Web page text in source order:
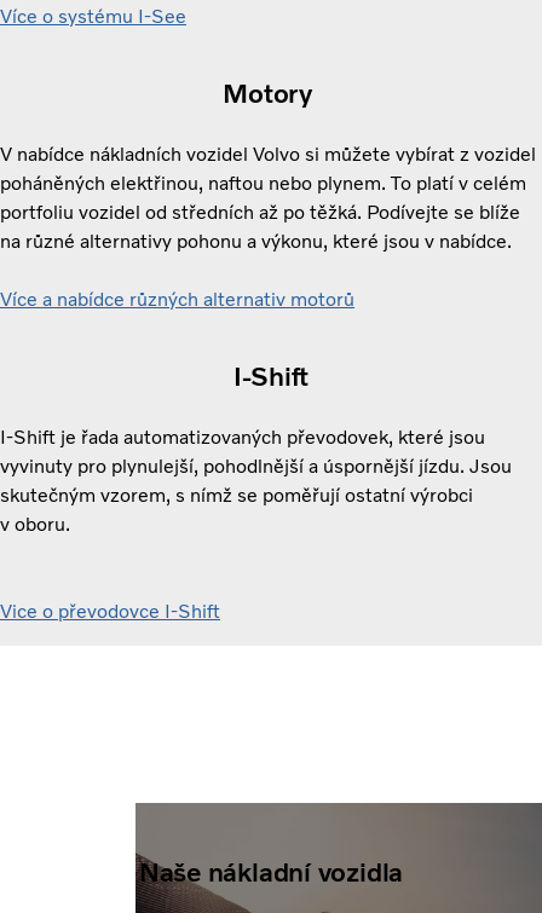
Více o systému I-See
Motory
V nabídce nákladních vozidel Volvo si můžete vybírat z vozidel
poháněných elektřinou, naftou nebo plynem. To platí v celém
portfoliu vozidel od středních až po těžká. Podívejte se blíže
na různé alternativy pohonu a výkonu, které jsou v nabídce.
Více a nabídce různých alternativ motorů
I-Shift
I-Shift je řada automatizovaných převodovek, které jsou
vyvinuty pro plynulejší, pohodlnější a úspornější jízdu. Jsou
skutečným vzorem, s nímž se poměřují ostatní výrobci
v oboru.
Vice o převodovce I-Shift
Naše nákladní vozidla